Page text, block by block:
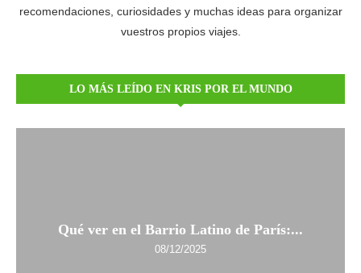
recomendaciones, curiosidades y muchas ideas para organizar
vuestros propios viajes.
LO MÁS LEÍDO EN KRIS POR EL MUNDO
Qué ver en el Barrio Latino de París:...
08/12/2025